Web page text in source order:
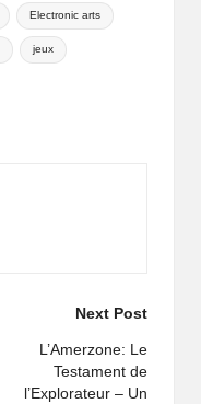
Electronic arts
jeux
Next Post
L’Amerzone: Le
Testament de
l’Explorateur – Un